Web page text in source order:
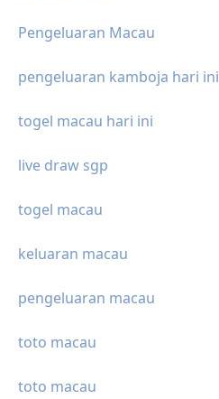
Pengeluaran Macau
pengeluaran kamboja hari ini
togel macau hari ini
live draw sgp
togel macau
keluaran macau
pengeluaran macau
toto macau
toto macau